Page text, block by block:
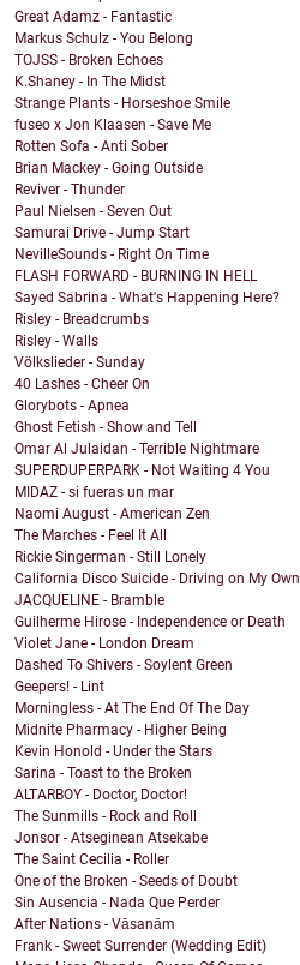
Great Adamz - Fantastic
Markus Schulz - You Belong
TOJSS - Broken Echoes
K.Shaney - In The Midst
Strange Plants - Horseshoe Smile
fuseo x Jon Klaasen - Save Me
Rotten Sofa - Anti Sober
Brian Mackey - Going Outside
Reviver - Thunder
Paul Nielsen - Seven Out
Samurai Drive - Jump Start
NevilleSounds - Right On Time
FLASH FORWARD - BURNING IN HELL
Sayed Sabrina - What's Happening Here?
Risley - Breadcrumbs
Risley - Walls
Völkslieder - Sunday
40 Lashes - Cheer On
Glorybots - Apnea
Ghost Fetish - Show and Tell
Omar Al Julaidan - Terrible Nightmare
SUPERDUPERPARK - Not Waiting 4 You
MIDAZ - si fueras un mar
Naomi August - American Zen
The Marches - Feel It All
Rickie Singerman - Still Lonely
California Disco Suicide - Driving on My Own
JACQUELINE - Bramble
Guilherme Hirose - Independence or Death
Violet Jane - London Dream
Dashed To Shivers - Soylent Green
Geepers! - Lint
Morningless - At The End Of The Day
Midnite Pharmacy - Higher Being
Kevin Honold - Under the Stars
Sarina - Toast to the Broken
ALTARBOY - Doctor, Doctor!
The Sunmills - Rock and Roll
Jonsor - Atseginean Atsekabe
The Saint Cecilia - Roller
One of the Broken - Seeds of Doubt
Sin Ausencia - Nada Que Perder
After Nations - Vāsanām
Frank - Sweet Surrender (Wedding Edit)